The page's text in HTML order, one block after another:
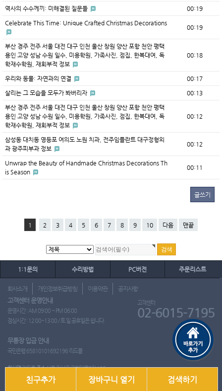
역사의 수수께끼: 미해결된 질문들 00:19
Celebrate This Time: Unique Crafted Christmas Decorations
00:19
부산 경주 전주 서울 대전 대구 인천 울산 창원 양산 포항 천안 평택
용인 고양 성남 수원 일수, 미용학원, 가족사진, 점집, 한복대여, 독
학재수학원, 재회부적 정보
00:18
우리와 동물: 자연과의 연결 00:17
살리는 그 모습을 모두가 봐버리자 00:13
부산 경주 전주 서울 대전 대구 인천 울산 창원 양산 포항 천안 평택
용인 고양 성남 수원 일수, 미용학원, 가족사진, 점집, 한복대여, 독
학재수학원, 재회부적 정보
00:12
삼성동 대치동 영등포 여의도 노원 치과, 전주임플란트 대구정형외
과 광주피부과 정보
00:12
Unwrap the Beauty of Handmade Christmas Decorations Th
is Season
00:11
글쓰기
1 2 3 4 5 6 7 8 9 10 다음 맨끝
1:1문의 수리방법 PC버전 주문리스트
회사소개 개인정보취급방침 이용약관 공지사항
고객센터 운영안내
운영시간 : AM 09:00 ~ PM 06:00
점심시간 : 12:00~13:00 / 토.일.공휴일은 쉽니다.
고객센터
02-6015-7195
무통장 입금 안내
국민은행 65810101692196 리드몰
회사명리드몰주소서울 강서구 국회대로7길 126
사업자 등록번호412-10-97537 이영은전화02-6015-7195
친구추가 장바구니 열기 검색하기